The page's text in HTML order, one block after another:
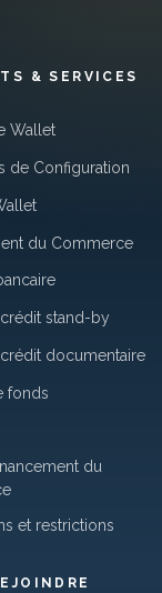
& SERVICES
Wallet
de Configuration
du Commerce
stand-by
crédit documentaire
fonds
du
et restrictions